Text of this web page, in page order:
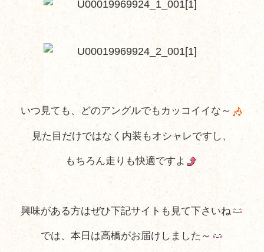
いつ見ても、どのアングルでもカッコイイな～
見た目だけではなく内装もオシャレですし、
もちろん走りも快適ですよ
興味がある方はぜひ下記サイトも見て下さいね
では、本日は高橋がお届けしました～